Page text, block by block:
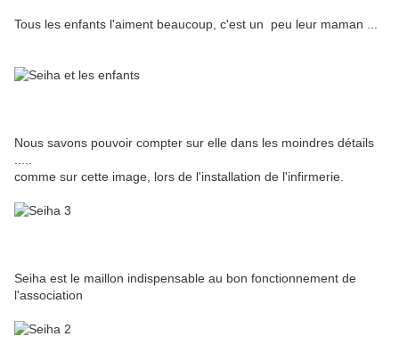
Tous les enfants l'aiment beaucoup, c'est un peu leur maman ...
Nous savons pouvoir compter sur elle dans les moindres détails
comme sur cette image, lors de l'installation de l'infirmerie.
Seiha est le maillon indispensable au bon fonctionnement de
l'association